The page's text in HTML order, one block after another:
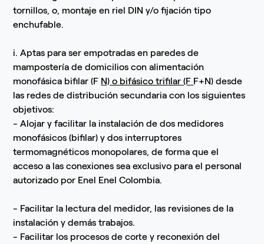
tornillos, o, montaje en riel DIN y/o fijación tipo
enchufable.
i. Aptas para ser empotradas en paredes de
mampostería de domicilios con alimentación
monofásica bifilar (F N) o bifásico trifilar (F F+N) desde
las redes de distribución secundaria con los siguientes
objetivos:
- Alojar y facilitar la instalación de dos medidores
monofásicos (bifilar) y dos interruptores
termomagnéticos monopolares, de forma que el
acceso a las conexiones sea exclusivo para el personal
autorizado por Enel Enel Colombia.
- Facilitar la lectura del medidor, las revisiones de la
instalación y demás trabajos.
- Facilitar los procesos de corte y reconexión del